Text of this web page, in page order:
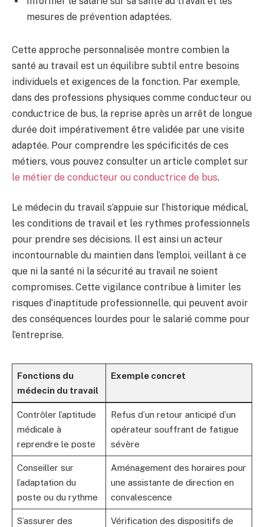
mesures de prévention adaptées.
Cette approche personnalisée montre combien la
santé au travail est un équilibre subtil entre besoins
individuels et exigences de la fonction. Par exemple,
dans des professions physiques comme conducteur ou
conductrice de bus, la reprise après un arrêt de longue
durée doit impérativement être validée par une visite
adaptée. Pour comprendre les spécificités de ces
métiers, vous pouvez consulter un article complet sur
le métier de conducteur ou conductrice de bus.
Le médecin du travail s’appuie sur l’historique médical,
les conditions de travail et les rythmes professionnels
pour prendre ses décisions. Il est ainsi un acteur
incontournable du maintien dans l’emploi, veillant à ce
que ni la santé ni la sécurité au travail ne soient
compromises. Cette vigilance contribue à limiter les
risques d’inaptitude professionnelle, qui peuvent avoir
des conséquences lourdes pour le salarié comme pour
l’entreprise.
Fonctions du
médecin du travail
Exemple concret
Contrôler l’aptitude
médicale à
reprendre le poste
Refus d’un retour anticipé d’un
opérateur souffrant de fatigue
sévère
Conseiller sur
l’adaptation du
poste ou du rythme
Aménagement des horaires pour
une assistante de direction en
convalescence
S’assurer des
Vérification des dispositifs de